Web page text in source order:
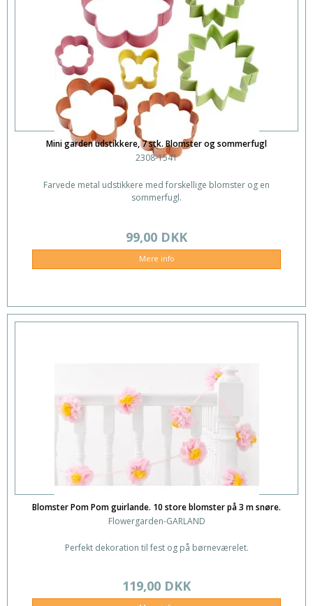
Mini garden udstikkere, 7 stk. Blomster og sommerfugl
2308-1541
Farvede metal udstikkere med forskellige blomster og en
sommerfugl.
99,00 DKK
Mere info
Blomster Pom Pom guirlande. 10 store blomster på 3 m snøre.
Flowergarden-GARLAND
Perfekt dekoration til fest og på børneværelet.
119,00 DKK